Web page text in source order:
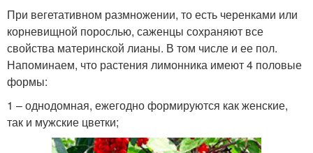
При вегетативном размножении, то есть черенками или
корневищной порослью, саженцы сохраняют все
свойства материнской лианы. В том числе и ее пол.
Напоминаем, что растения лимонника имеют 4 половые
формы:
1 – однодомная, ежегодно формируются как женские,
так и мужские цветки;